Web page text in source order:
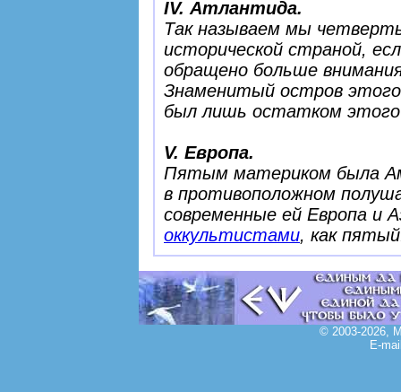
IV. Атлантида.
Так называем мы
исторической страной,
обращено больше
Знаменитый остров
был лишь остатком
V. Европа.
Пятым материком была
в противоположном
современные ей Европа и
оккультистами, как
© 2003-2026,
E-